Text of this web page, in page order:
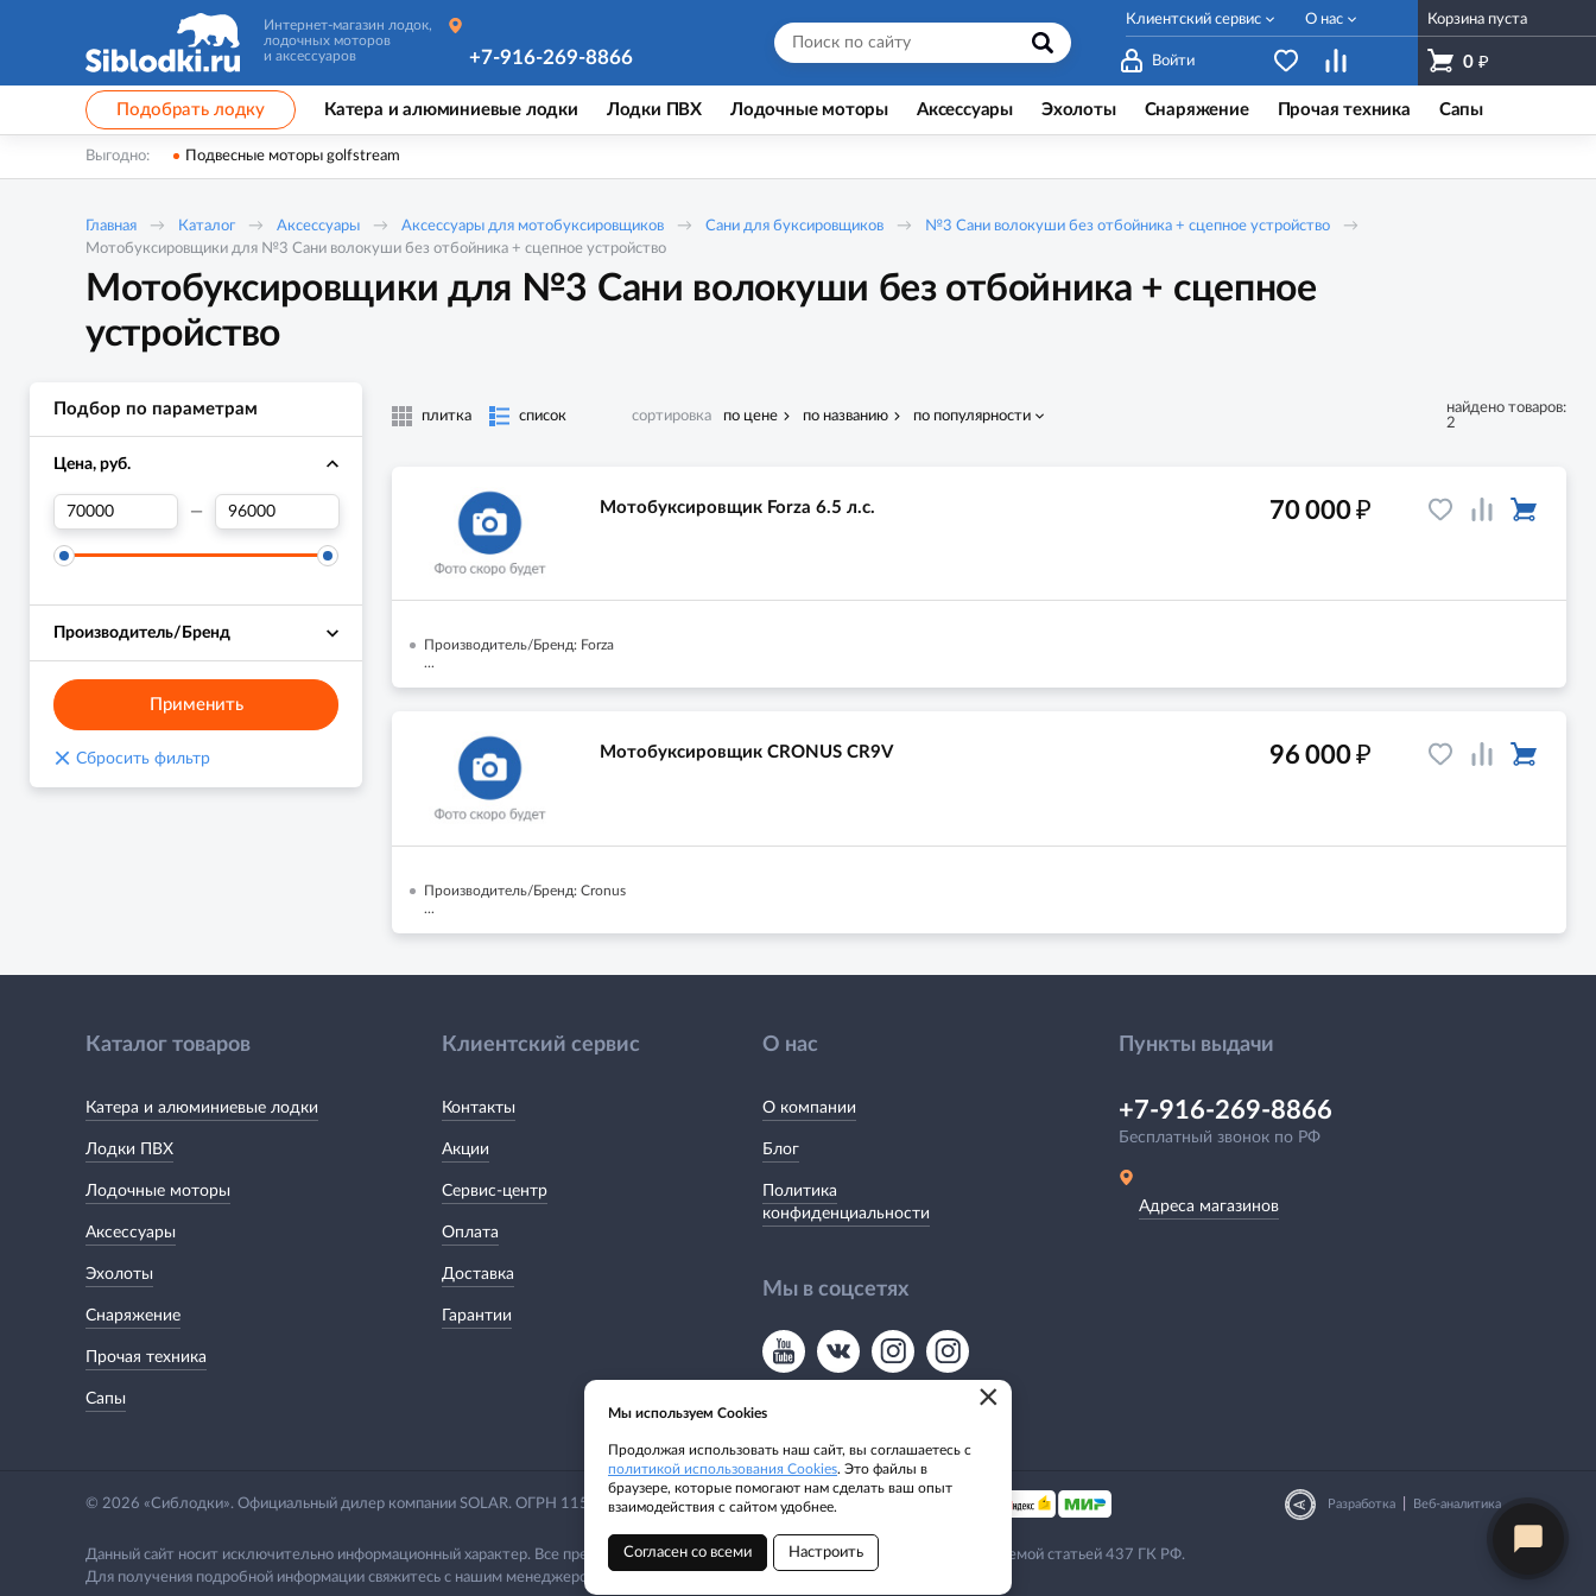
Интернет-магазин лодок,
лодочных моторов
и аксессуаров
Войти
Корзина пуста
0 ₽
+7-916-269-8866
Клиентский сервис О нас
Подобрать лодку Катера и алюминиевые лодки Лодки ПВХ Лодочные моторы Аксессуары Эхолоты Снаряжение Прочая техника Сапы
Выгодно: Подвесные моторы golfstream
Главная Каталог Аксессуары Аксессуары для мотобуксировщиков Сани для буксировщиков
№3 Сани волокуши без отбойника + сцепное устройство
Мотобуксировщики для №3 Сани волокуши без отбойника + сцепное устройство
Мотобуксировщики для №3 Сани волокуши без отбойника + сцепное
устройство
Подбор по параметрам
Цена, руб.
—
Производитель/Бренд
Применить
× Сбросить фильтр
плитка список сортировка по цене по названию по популярности
найдено товаров:
2
Мотобуксировщик Forza 6.5 л.с.
Производитель/Бренд: Forza
...
70 000₽
Мотобуксировщик CRONUS CR9V
Производитель/Бренд: Cronus
...
96 000₽
Каталог товаров
Катера и алюминиевые лодки
Лодки ПВХ
Лодочные моторы
Аксессуары
Эхолоты
Снаряжение
Прочая техника
Сапы
Клиентский сервис
Контакты
Акции
Сервис-центр
Оплата
Доставка
Гарантии
О нас
О компании
Блог
Политика
конфиденциальности
Мы в соцсетях
Пункты выдачи
+7-916-269-8866
Бесплатный звонок по РФ
Адреса магазинов
© 2026 «Сиблодки». Официальный дилер компании SOLAR. ОГРН 1155476135649 Мы принимаем: Разработка Веб-аналитика
Данный сайт носит исключительно информационный характер. Все представленные предложения не являются офертой, определяемой статьей 437 ГК РФ.
Для получения подробной информации свяжитесь с нашим менеджером. Email:
×
Мы используем Cookies
Продолжая использовать наш сайт, вы соглашаетесь с
политикой использования Cookies. Это файлы в
браузере, которые помогают нам сделать ваш опыт
взаимодействия с сайтом удобнее.
Согласен со всеми Настроить